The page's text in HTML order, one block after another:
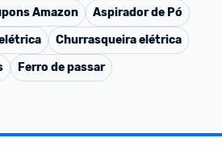
Amazon
Aspirador de Pó
Churrasqueira elétrica
Ferro de passar